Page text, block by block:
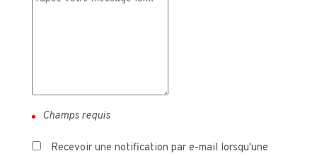
Recevoir une notification par e-mail lorsqu'une